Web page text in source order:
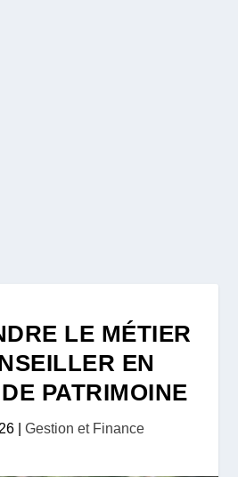
LE MÉTIER
EN
PATRIMOINE
Gestion et Finance